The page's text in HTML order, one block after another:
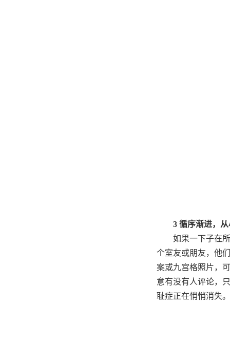
3 循序渐进，
如果一下子在
个室友或朋友，他
案或九宫格照片，
意有没有人评论，
耻症正在悄悄消失。